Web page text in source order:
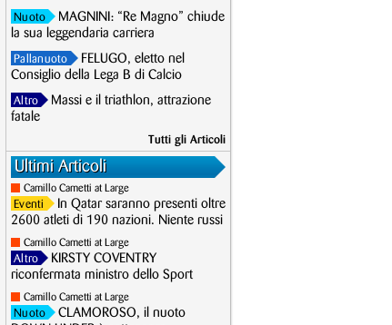
Nuoto
MAGNINI: “Re Magno” chiude
la sua leggendaria carriera
Pallanuoto
FELUGO, eletto nel
Consiglio della Lega B di Calcio
Altro
Massi e il triathlon, attrazione
fatale
Tutti gli Articoli
Ultimi Articoli
Camillo Cametti at Large
Eventi
In Qatar saranno presenti oltre
2600 atleti di 190 nazioni. Niente russi
Camillo Cametti at Large
Altro
KIRSTY COVENTRY
riconfermata ministro dello Sport
Camillo Cametti at Large
Nuoto
CLAMOROSO, il nuoto